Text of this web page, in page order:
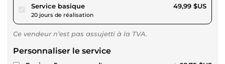
Service basiquepour 46,08 $US
20 jours de réalisation
49,99 $US
Ce vendeur n’est pas assujetti à la TVA.
Personnaliser le service